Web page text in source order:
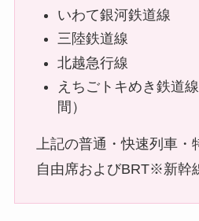
いわて銀河鉄道線
三陸鉄道線
北越急行線
えちごトキめき鉄道
間）
上記の普通・快速列車・
自由席およびBRT※新幹